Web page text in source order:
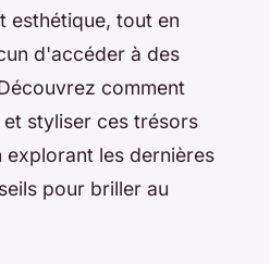
esthétique, tout en
d'accéder à des
comment
styliser ces trésors
explorant les dernières
pour briller au